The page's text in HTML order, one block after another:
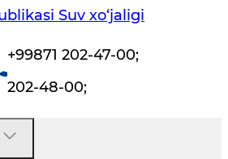
Suv хo‘jaligi
+99871 202-47-00;
202-48-00;